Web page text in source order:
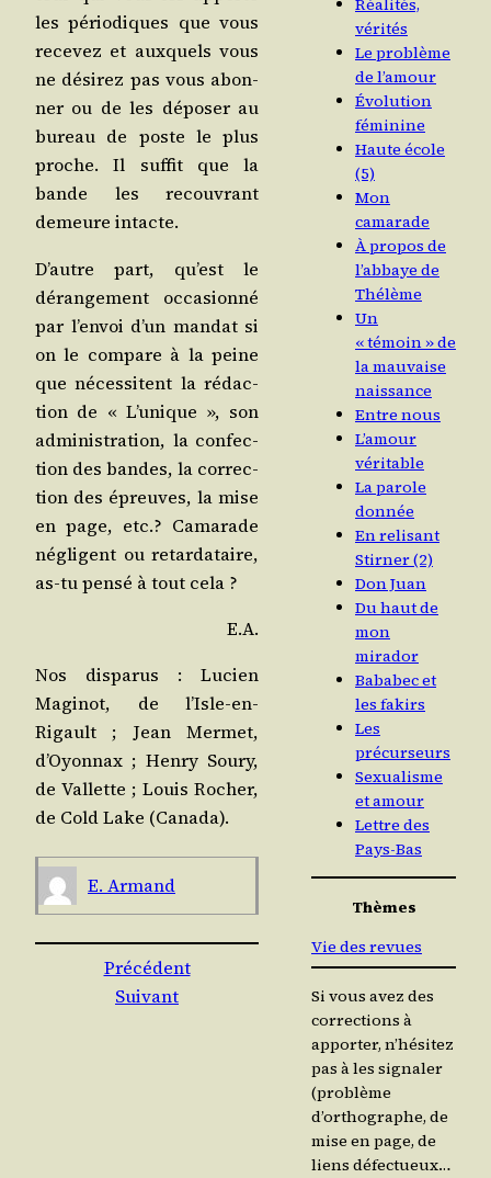
les pério­diques que vous
rece­vez et aux­quels vous
ne dési­rez pas vous abon­
ner ou de les dépo­ser au
bureau de poste le plus
proche. Il suf­fit que la
bande les recou­vrant
demeure intacte.
D’autre part, qu’est le
déran­ge­ment occa­sion­né
par l’en­voi d’un man­dat si
on le com­pare à la peine
que néces­sitent la rédac­
tion de « L’u­nique », son
admi­nis­tra­tion, la confec­
tion des bandes, la cor­rec­
tion des épreuves, la mise
en page, etc.? Cama­rade
négligent ou retar­da­taire,
as-tu pen­sé à tout cela ?
E.A.
Nos dis­pa­rus : Lucien
Magi­not, de l’Isle-en-
Rigault ; Jean Mer­met,
d’Oyon­nax ; Hen­ry Sou­ry,
de Val­lette ; Louis Rocher,
de Cold Lake (Cana­da).
E. Armand
Précédent
Suivant
Réalités,
vérités
Le problème
de l’amour
Évolution
féminine
Haute école
(5)
Mon
camarade
À propos de
l’abbaye de
Thélème
Un
« témoin » de
la mauvaise
naissance
Entre nous
L’amour
véritable
La parole
donnée
En relisant
Stirner (2)
Don Juan
Du haut de
mon
mirador
Bababec et
les fakirs
Les
précurseurs
Sexualisme
et amour
Lettre des
Pays-Bas
Thèmes
Vie des revues
Si vous avez des
corrections à
apporter, n’hésitez
pas à les signaler
(problème
d’orthographe, de
mise en page, de
liens défectueux…